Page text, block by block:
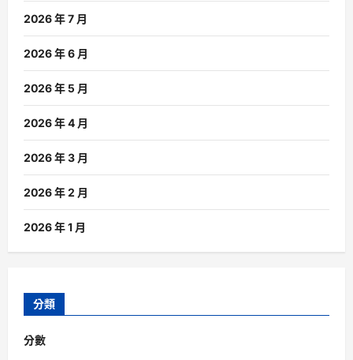
2026 年 7 月
2026 年 6 月
2026 年 5 月
2026 年 4 月
2026 年 3 月
2026 年 2 月
2026 年 1 月
分類
分數